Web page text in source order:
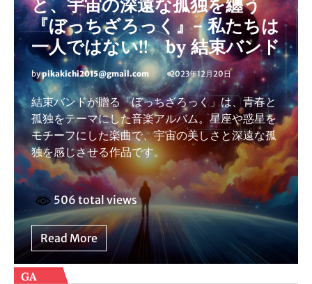
と、宇宙の深遠な孤独を纏う
『ぼっちざろっく』– 私たちは
一人ではない!! by 結束バンド
bypikakichi2015@gmail.com 2023年12月20日
結束バンドが贈る「ぼっちざろっく」は、青春と
孤独をテーマにした音楽アルバム。星座や惑星を
モチーフにした楽曲で、宇宙の美しさと深遠な孤
独を感じさせる作品です。
506 total views
Read More
GA